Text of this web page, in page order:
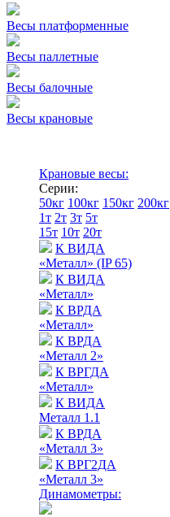
Весы платформенные
Весы паллетные
Весы балочные
Весы крановые
Крановые весы:
Серии:
50кг 100кг 150кг 200кг
1т 2т 3т 5т
15т 10т 20т
К ВИДА
«Металл» (IP 65)
К ВИДА
«Металл»
К ВРДА
«Металл»
К ВРДА
«Металл 2»
К ВРГДА
«Металл»
К ВИДА
Металл 1.1
К ВРДА
«Металл 3»
К ВРГ2ДА
«Металл 3»
Динамометры: